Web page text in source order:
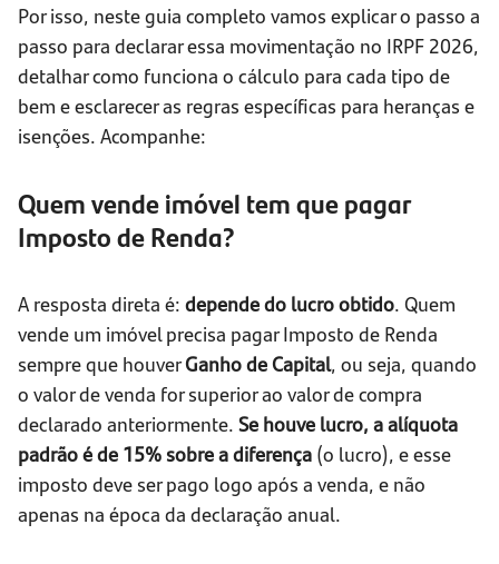
Por isso, neste guia completo vamos explicar o passo a
passo para declarar essa movimentação no IRPF 2026,
detalhar como funciona o cálculo para cada tipo de
bem e esclarecer as regras específicas para heranças e
isenções. Acompanhe:
Quem vende imóvel tem que pagar
Imposto de Renda?
A resposta direta é: depende do lucro obtido. Quem
vende um imóvel precisa pagar Imposto de Renda
sempre que houverGanho de Capital, ou seja, quando
o valor de venda for superior ao valor de compra
declarado anteriormente. Se houve lucro, a alíquota
padrão é de 15% sobre a diferença (o lucro), e esse
imposto deve ser pago logo após a venda, e não
apenas na época da declaração anual.